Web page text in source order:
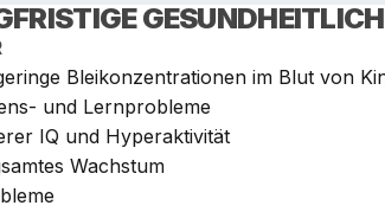
Bleikonzentrationen im Blut von
und Lernprobleme
IQ und Hyperaktivität
Wachstum